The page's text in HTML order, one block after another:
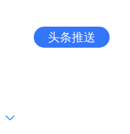
头条推送